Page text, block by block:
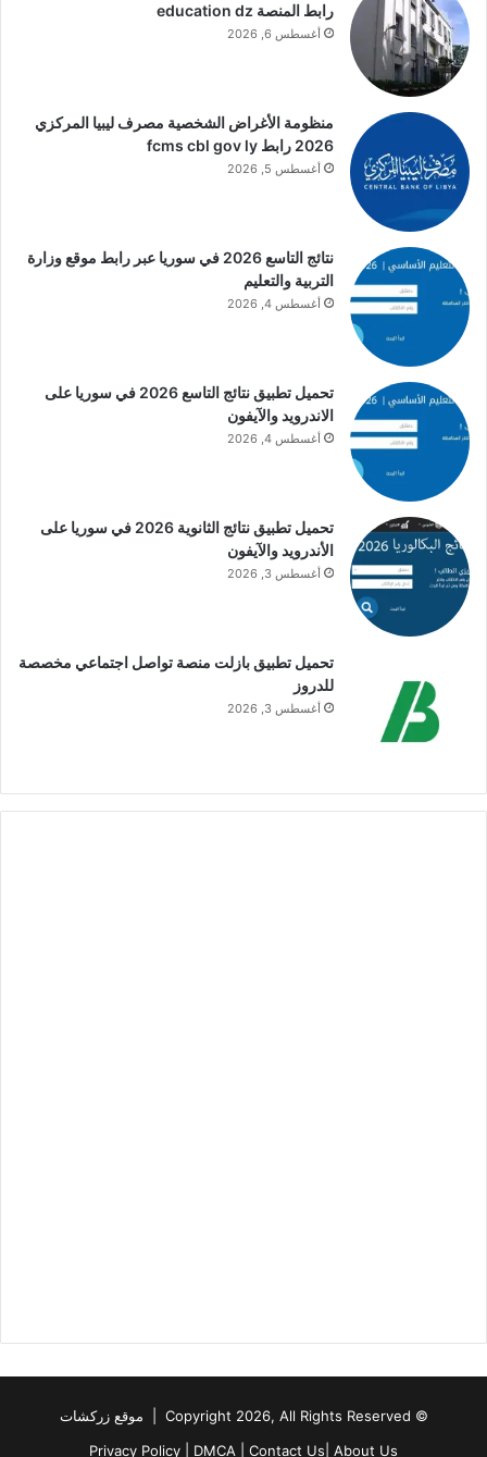
رابط المنصة education dz
أغسطس 6, 2026
منظومة الأغراض الشخصية مصرف ليبيا المركزي
2026 رابط fcms cbl gov ly
أغسطس 5, 2026
نتائج التاسع 2026 في سوريا عبر رابط موقع وزارة
التربية والتعليم
أغسطس 4, 2026
تحميل تطبيق نتائج التاسع 2026 في سوريا على
الاندرويد والآيفون
أغسطس 4, 2026
تحميل تطبيق نتائج الثانوية 2026 في سوريا على
الأندرويد والآيفون
أغسطس 3, 2026
تحميل تطبيق بازلت منصة تواصل اجتماعي مخصصة
للدروز
أغسطس 3, 2026
© Copyright 2026, All Rights Reserved | موقع زركشات
Privacy Policy
DMCA Contact Us About Us